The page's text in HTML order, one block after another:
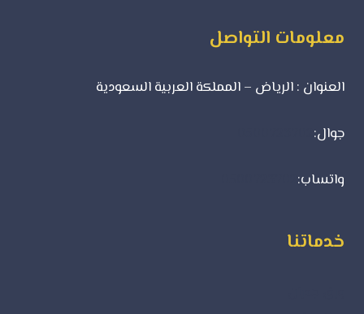
معلومات التواصل
العنوان : الرياض – المملكة العربية السعودية
جوال:
واتساب:
خدماتنا